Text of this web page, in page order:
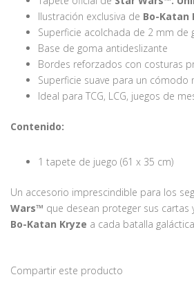
Ilustración exclusiva de Bo-Katan
Superficie acolchada de 2 mm de
Base de goma antideslizante
Bordes reforzados con costuras
Superficie suave para un cómodo
Ideal para TCG, LCG, juegos de
Contenido:
1 tapete de juego (61 x 35 cm)
Un accesorio imprescindible para los
Wars™ que desean proteger sus cartas
Bo-Katan Kryze a cada batalla galáctica.
Compartir este producto